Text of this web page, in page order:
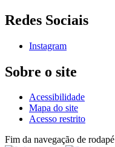
Redes Sociais
Instagram
Sobre o site
Acessibilidade
Mapa do site
Acesso restrito
Fim da navegação de rodapé